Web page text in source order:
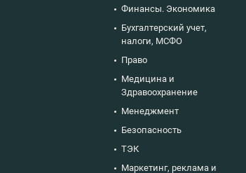
Финансы. Экономика
Бухгалтерский учет,
налоги, МСФО
Право
Медицина и
Здравоохранение
Менеджмент
Безопасность
ТЭК
Маркетинг, реклама и